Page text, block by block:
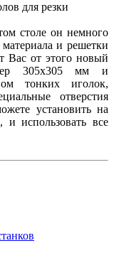
для резки
столе он немного
и решетки
Вас от этого новый
305х305 мм и
тонких иголок,
отверстия
установить на
и использовать все